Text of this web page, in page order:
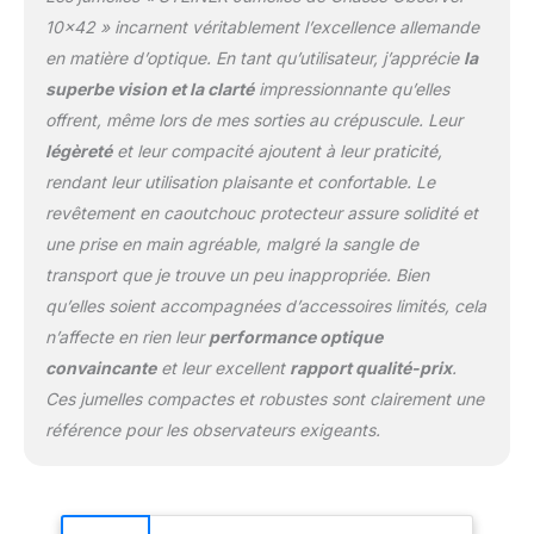
QUALITÉ
EXCEPTIONNELLE -
Boîtier durable,
fonctionnalité dans la
plage de température de
-15 °C à +55 °C,
étanche, garantie 10 ans
COMPLETS - sac, sangle
en néoprène, housse de
pluie, capuchons
d'objectif
10×42 » incarnent véritablement l’excellence allemande
en matière d’optique. En tant qu’utilisateur, j’apprécie la
superbe vision et la clartéimpressionnante qu’elles
offrent, même lors de mes sorties au crépuscule. Leur
légèretéet leur compacité ajoutent à leur praticité,
rendant leur utilisation plaisante et confortable. Le
revêtement en caoutchouc protecteur assure solidité et
une prise en main agréable, malgré la sangle de
transport que je trouve un peu inappropriée. Bien
qu’elles soient accompagnées d’accessoires limités, cela
n’affecte en rien leurperformance optique
convaincanteet leur excellent rapport qualité-prix.
Ces jumelles compactes et robustes sont clairement une
référence pour les observateurs exigeants.